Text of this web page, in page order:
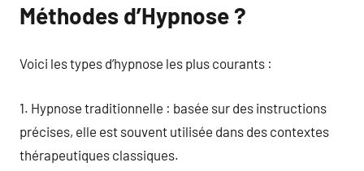
Méthodes d’Hypnose ?
Voici les types d’hypnose les plus courants :
1. Hypnose traditionnelle : basée sur des instructions
précises, elle est souvent utilisée dans des contextes
thérapeutiques classiques.